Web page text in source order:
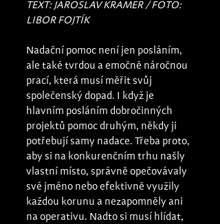
TEXT: JAROSLAV KRAMER / FOTO:
LIBOR FOJTÍK
Nadační pomoc není jen posláním,
ale také tvrdou a emočně náročnou
prací, která musí měřit svůj
společenský dopad. I když je
hlavním posláním dobročinných
projektů pomoc druhým, někdy ji
potřebují samy nadace. Třeba proto,
aby si na konkurenčním trhu našly
vlastní místo, správně opečovávaly
své jméno nebo efektivně využily
každou korunu a nezapomněly ani
na operativu. Nadto si musí hlídat,